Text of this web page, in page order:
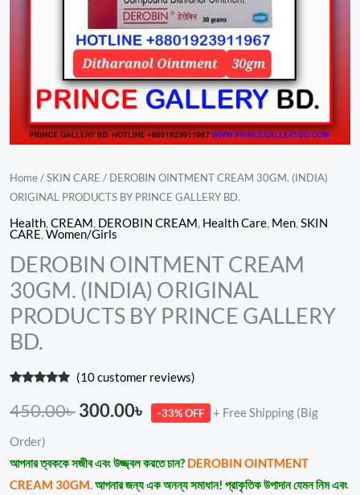
Home/SKIN CARE / DEROBIN OINTMENT CREAM 30GM. (INDIA)
ORIGINAL PRODUCTS BY PRINCE GALLERY BD.
Health,CREAM, DEROBIN CREAM, Health Care, Men,SKIN
CARE,Women/Girls
DEROBIN OINTMENT CREAM
30GM. (INDIA) ORIGINAL
PRODUCTS BY PRINCE GALLERY
BD.
out of 5
based on
ratings
(10customer reviews)
450.00৳300.00৳ -33% OFF + Free Shipping (Big
Order)
আপনার ত্বককে সজীব এবং উজ্জ্বল করতে চান? DEROBIN OINTMENT
CREAM 30GM.আপনার জন্য এক অনন্য সমাধান! প্রাকৃতিক উপাদান যেমন নিম এবং